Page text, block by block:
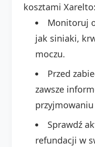
kosztami Xarelto:
Monitoruj
jak siniaki,
moczu.
Przed
zawsze
Sprawdź
refundacji w